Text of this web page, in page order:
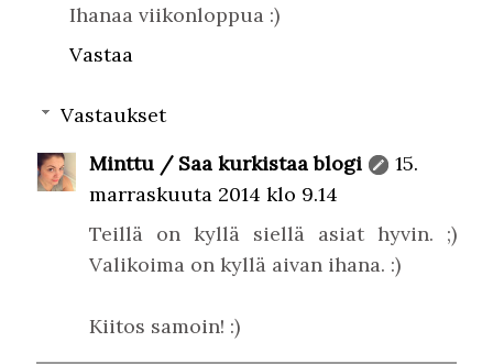
Ihanaa viikonloppua :)
Vastaa
Vastaukset
Minttu / Saa kurkistaa blogi
15.
marraskuuta 2014 klo 9.14
Teillä on kyllä siellä asiat hyvin. ;)
Valikoima on kyllä aivan ihana. :)
Kiitos samoin! :)